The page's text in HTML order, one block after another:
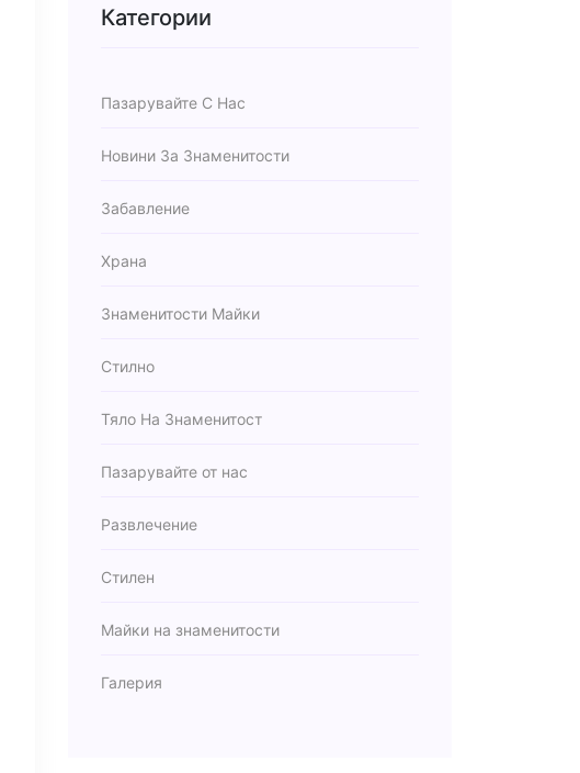
Категории
Пазарувайте С Нас
Новини За Знаменитости
Забавление
Храна
Знаменитости Майки
Стилно
Тяло На Знаменитост
Пазарувайте от нас
Развлечение
Стилен
Майки на знаменитости
Галерия